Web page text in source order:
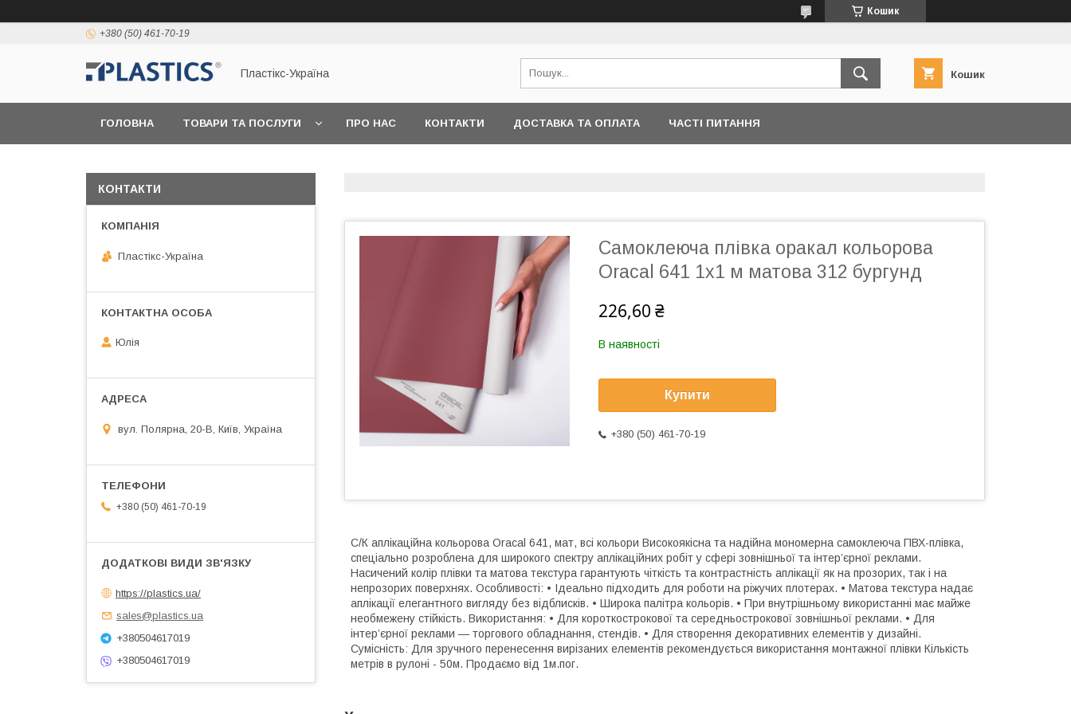
Кошик
+380 (50) 461-70-19
Пластікс-Україна Кошик
ГОЛОВНА ТОВАРИ ТА ПОСЛУГИ ПРО НАС КОНТАКТИ ДОСТАВКА ТА ОПЛАТА ЧАСТІ ПИТАННЯ
Самоклеюча плівка оракал кольорова
Oracal 641 1x1 м матова 312 бургунд
226,60 ₴
В наявності
Купити
+380 (50) 461-70-19
С/К аплікаційна кольорова Oracal 641, мат, всі кольори Високоякісна та надійна мономерна самоклеюча ПВХ-плівка,
спеціально розроблена для широкого спектру аплікаційних робіт у сфері зовнішньої та інтер’єрної реклами.
Насичений колір плівки та матова текстура гарантують чіткість та контрастність аплікації як на прозорих, так і на
непрозорих поверхнях. Особливості: • Ідеально підходить для роботи на ріжучих плотерах. • Матова текстура надає
аплікації елегантного вигляду без відблисків. • Широка палітра кольорів. • При внутрішньому використанні має майже
необмежену стійкість. Використання: • Для короткострокової та середньострокової зовнішньої реклами. • Для
інтер’єрної реклами — торгового обладнання, стендів. • Для створення декоративних елементів у дизайні.
Сумісність: Для зручного перенесення вирізаних елементів рекомендується використання монтажної плівки Кількість
метрів в рулоні - 50м. Продаємо від 1м.пог.
КОНТАКТИ
Пластікс-Україна
Юлія
вул. Полярна, 20-В, Київ, Україна
+380 (50) 461-70-19
https://plastics.ua/
sales@plastics.ua
+380504617019
+380504617019